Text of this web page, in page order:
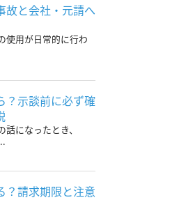
故と会社・元請へ
使用が日常的に行わ
？示談前に必ず確
になったとき、
？請求期限と注意